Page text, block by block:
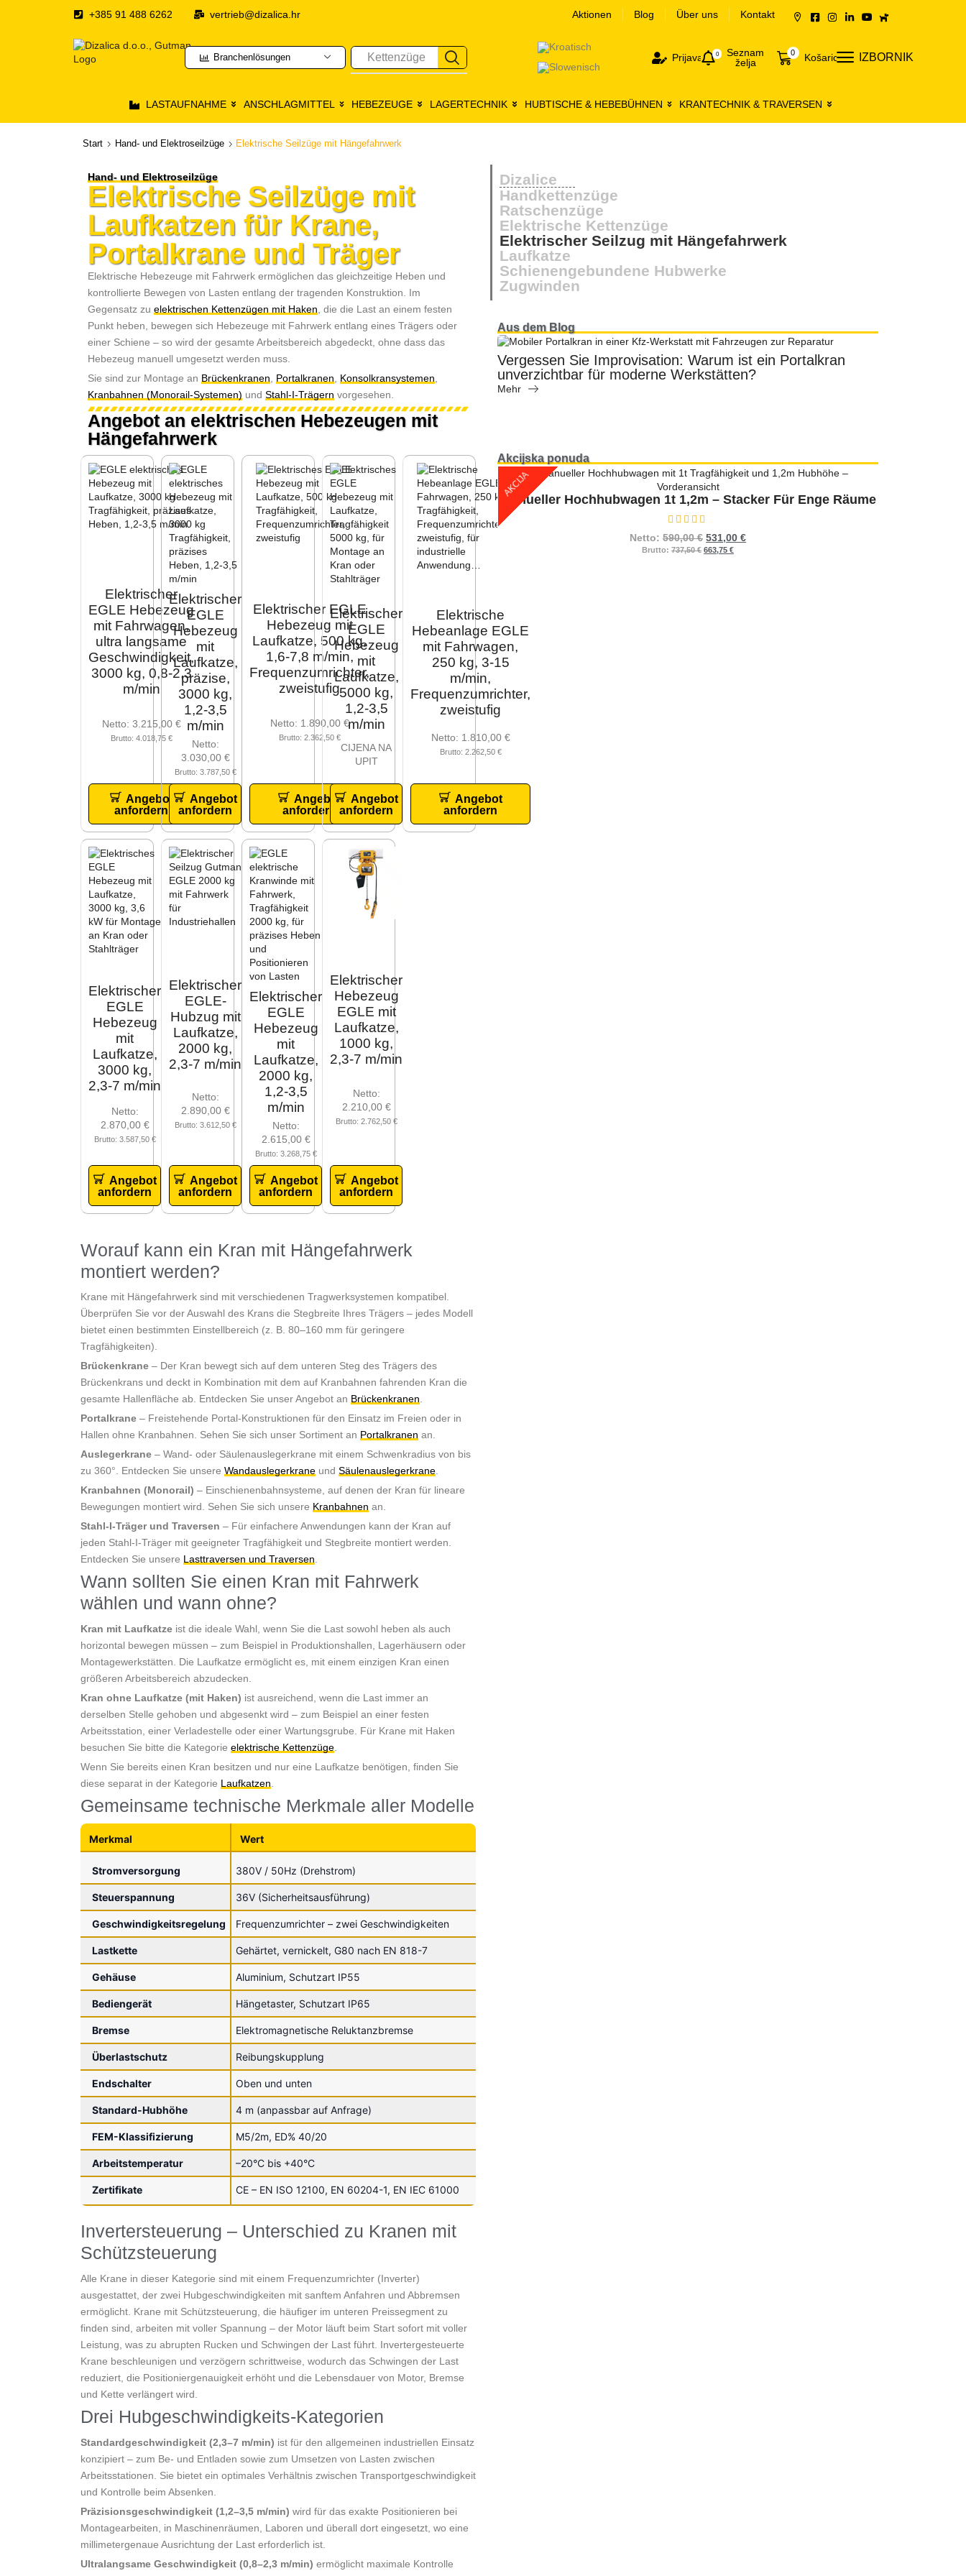
+385 91 488 6262 vertrieb@dizalica.hr Aktionen Blog Über uns Kontakt
Branchenlösungen Aufhängungen Prijava 0
Seznam
želja
0 Košarica IZBORNIK
LASTAUFNAHME ANSCHLAGMITTEL HEBEZEUGE LAGERTECHNIK HUBTISCHE & HEBEBÜHNEN KRANTECHNIK & TRAVERSEN
Start Hand- und Elektroseilzüge Elektrische Seilzüge mit Hängefahrwerk
Hand- und Elektroseilzüge
Elektrische Seilzüge mit
Laufkatzen für Krane,
Portalkrane und Träger
Elektrische Hebezeuge mit Fahrwerk ermöglichen das gleichzeitige Heben und
kontrollierte Bewegen von Lasten entlang der tragenden Konstruktion. Im
Gegensatz zu elektrischen Kettenzügen mit Haken , die die Last an einem festen
Punkt heben, bewegen sich Hebezeuge mit Fahrwerk entlang eines Trägers oder
einer Schiene – so wird der gesamte Arbeitsbereich abgedeckt, ohne dass das
Hebezeug manuell umgesetzt werden muss.
Sie sind zur Montage an Brückenkranen Portalkranen Konsolkransystemen
Kranbahnen (Monorail-Systemen) und Stahl-I-Trägern vorgesehen.
Angebot an elektrischen Hebezeugen mit
Hängefahrwerk
Elektrischer
EGLE Hebezeug
mit Fahrwagen,
ultra langsame
Geschwindigkeit,
3000 kg, 0,8-2,3
m/min
Netto: 3.215,00 €
Brutto: 4.018,75 €
Angebot
anfordern
Elektrischer
EGLE
Hebezeug
mit
Laufkatze,
präzise,
3000 kg,
1,2-3,5
m/min
Netto:
3.030,00 €
Brutto: 3.787,50 €
Angebot
anfordern
Elektrischer EGLE
Hebezeug mit
Laufkatze, 500 kg,
1,6-7,8 m/min,
Frequenzumrichter,
zweistufig
Netto: 1.890,00 €
Brutto: 2.362,50 €
Angebot
anfordern
Elektrischer
EGLE
Hebezeug
mit
Laufkatze,
5000 kg,
1,2-3,5
m/min
CIJENA NA
UPIT
Angebot
anfordern
Elektrische
Hebeanlage EGLE
mit Fahrwagen,
250 kg, 3-15
m/min,
Frequenzumrichter,
zweistufig
Netto: 1.810,00 €
Brutto: 2.262,50 €
Angebot
anfordern
Elektrischer
EGLE
Hebezeug
mit
Laufkatze,
3000 kg,
2,3-7 m/min
Netto:
2.870,00 €
Brutto: 3.587,50 €
Angebot
anfordern
Elektrischer
EGLE-
Hubzug mit
Laufkatze,
2000 kg,
2,3-7 m/min
Netto:
2.890,00 €
Brutto: 3.612,50 €
Angebot
anfordern
Elektrischer
EGLE
Hebezeug
mit
Laufkatze,
2000 kg,
1,2-3,5
m/min
Netto:
2.615,00 €
Brutto: 3.268,75 €
Angebot
anfordern
Elektrischer
Hebezeug
EGLE mit
Laufkatze,
1000 kg,
2,3-7 m/min
Netto:
2.210,00 €
Brutto: 2.762,50 €
Angebot
anfordern
Worauf kann ein Kran mit Hängefahrwerk
montiert werden?
Krane mit Hängefahrwerk sind mit verschiedenen Tragwerksystemen kompatibel.
Überprüfen Sie vor der Auswahl des Krans die Stegbreite Ihres Trägers – jedes Modell
bietet einen bestimmten Einstellbereich (z. B. 80–160 mm für geringere
Tragfähigkeiten).
Brückenkrane – Der Kran bewegt sich auf dem unteren Steg des Trägers des
Brückenkrans und deckt in Kombination mit dem auf Kranbahnen fahrenden Kran die
gesamte Hallenfläche ab. Entdecken Sie unser Angebot an Brückenkranen.
Portalkrane – Freistehende Portal-Konstruktionen für den Einsatz im Freien oder in
Hallen ohne Kranbahnen. Sehen Sie sich unser Sortiment an Portalkranen an.
Auslegerkrane – Wand- oder Säulenauslegerkrane mit einem Schwenkradius von bis
zu 360°. Entdecken Sie unsere Wandauslegerkrane und Säulenauslegerkrane.
Kranbahnen (Monorail) – Einschienenbahnsysteme, auf denen der Kran für lineare
Bewegungen montiert wird. Sehen Sie sich unsere Kranbahnen an.
Stahl-I-Träger und Traversen – Für einfachere Anwendungen kann der Kran auf
jeden Stahl-I-Träger mit geeigneter Tragfähigkeit und Stegbreite montiert werden.
Entdecken Sie unsere Lasttraversen und Traversen.
Wann sollten Sie einen Kran mit Fahrwerk
wählen und wann ohne?
Kran mit Laufkatze ist die ideale Wahl, wenn Sie die Last sowohl heben als auch
horizontal bewegen müssen – zum Beispiel in Produktionshallen, Lagerhäusern oder
Montagewerkstätten. Die Laufkatze ermöglicht es, mit einem einzigen Kran einen
größeren Arbeitsbereich abzudecken.
Kran ohne Laufkatze (mit Haken) ist ausreichend, wenn die Last immer an
derselben Stelle gehoben und abgesenkt wird – zum Beispiel an einer festen
Arbeitsstation, einer Verladestelle oder einer Wartungsgrube. Für Krane mit Haken
besuchen Sie bitte die Kategorie elektrische Kettenzüge
Wenn Sie bereits einen Kran besitzen und nur eine Laufkatze benötigen, finden Sie
diese separat in der Kategorie Laufkatzen
Gemeinsame technische Merkmale aller Modelle
Merkmal Wert
Stromversorgung 380V / 50Hz (Drehstrom)
Steuerspannung 36V (Sicherheitsausführung)
Geschwindigkeitsregelung Frequenzumrichter – zwei Geschwindigkeiten
Lastkette Gehärtet, vernickelt, G80 nach EN 818-7
Gehäuse Aluminium, Schutzart IP55
Bediengerät Hängetaster, Schutzart IP65
Bremse Elektromagnetische Reluktanzbremse
Überlastschutz Reibungskupplung
Endschalter Oben und unten
Standard-Hubhöhe 4 m (anpassbar auf Anfrage)
FEM-Klassifizierung M5/2m, ED% 40/20
Arbeitstemperatur –20°C bis +40°C
Zertifikate CE – EN ISO 12100, EN 60204-1, EN IEC 61000
Invertersteuerung – Unterschied zu Kranen mit
Schützsteuerung
Alle Krane in dieser Kategorie sind mit einem Frequenzumrichter (Inverter)
ausgestattet, der zwei Hubgeschwindigkeiten mit sanftem Anfahren und Abbremsen
ermöglicht. Krane mit Schützsteuerung, die häufiger im unteren Preissegment zu
finden sind, arbeiten mit voller Spannung – der Motor läuft beim Start sofort mit voller
Leistung, was zu abrupten Rucken und Schwingen der Last führt. Invertergesteuerte
Krane beschleunigen und verzögern schrittweise, wodurch das Schwingen der Last
reduziert, die Positioniergenauigkeit erhöht und die Lebensdauer von Motor, Bremse
und Kette verlängert wird.
Drei Hubgeschwindigkeits-Kategorien
Standardgeschwindigkeit (2,3–7 m/min) ist für den allgemeinen industriellen Einsatz
konzipiert – zum Be- und Entladen sowie zum Umsetzen von Lasten zwischen
Arbeitsstationen. Sie bietet ein optimales Verhältnis zwischen Transportgeschwindigkeit
und Kontrolle beim Absenken.
Präzisionsgeschwindigkeit (1,2–3,5 m/min) wird für das exakte Positionieren bei
Montagearbeiten, in Maschinenräumen, Laboren und überall dort eingesetzt, wo eine
millimetergenaue Ausrichtung der Last erforderlich ist.
Ultralangsame Geschwindigkeit (0,8–2,3 m/min) ermöglicht maximale Kontrolle
Dizalice
Handkettenzüge
Ratschenzüge
Elektrische Kettenzüge
Elektrischer Seilzug mit Hängefahrwerk
Laufkatze
Schienengebundene Hubwerke
Zugwinden
Aus dem Blog
Flašencug oder Ketencug – Welches manuelle Hebezeug
ist das Richtige für Sie?
Mehr
Vergessen Sie Improvisation: Warum ist ein Portalkran
unverzichtbar für moderne Werkstätten?
Mehr
Akcijska ponuda
Manueller Hochhubwagen 1t 1,2m – Stacker Für Enge Räume
AKCIJA
Netto: 590,00€ 531,00 €
Brutto: 737,50€ 663,75 €